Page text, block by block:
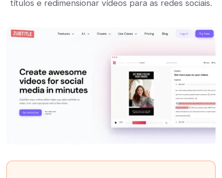
títulos e redimensionar vídeos para as redes sociais.